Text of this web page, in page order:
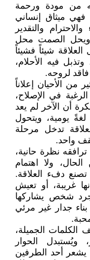
من مودة ورحمة
ميثاق إنساني
والتقدير
ويحل الصمت محل
شيئاً فشيئاً
فيه الأحلام،
فاقد لروحه.
الأحيان إعلاناً
في الإصلاح،
أن الآخر لم يعد
يومية، ويتحول
تدخل مرحلة
واحد.
نظرة حانية،
ولا اهتمام
تصنع دفء العلاقة.
غريبة، أو تعيش
شخص يشاركها
جدار غير مرئي
الكلمات الجميلة،
ويُستبدل الحوار
يشعر أحد الطرفين